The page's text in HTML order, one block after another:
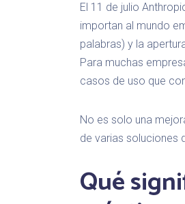
El 11 de julio
importan al mundo
palabras) y la
Para muchas
casos de uso que
No es solo una
de varias soluciones
Qué